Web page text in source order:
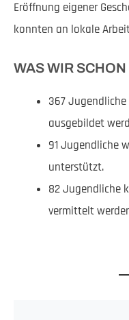
Eröffnung eigener
konnten an lokale
WAS WIR
367
ausgebildet
91 Jugendliche
unterstützt.
82 Jugendliche
vermittelt